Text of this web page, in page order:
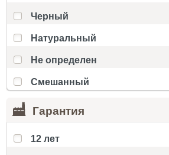
Черный
Натуральный
Не определен
Смешанный
Гарантия
12 лет